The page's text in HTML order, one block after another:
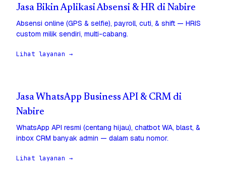
Jasa Bikin Aplikasi Absensi & HR di Nabire
Absensi online (GPS & selfie), payroll, cuti, & shift — HRIS
custom milik sendiri, multi-cabang.
Lihat layanan →
Jasa WhatsApp Business API & CRM di
Nabire
WhatsApp API resmi (centang hijau), chatbot WA, blast, &
inbox CRM banyak admin — dalam satu nomor.
Lihat layanan →